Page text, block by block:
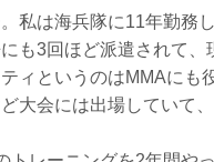
。私は海兵隊に11年勤
も3回ほど派遣されて、
ィというのはMMAに
大会には出場していて